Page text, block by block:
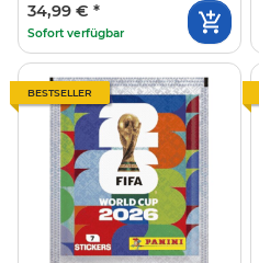
34,99 € *
Sofort verfügbar
BESTSELLER